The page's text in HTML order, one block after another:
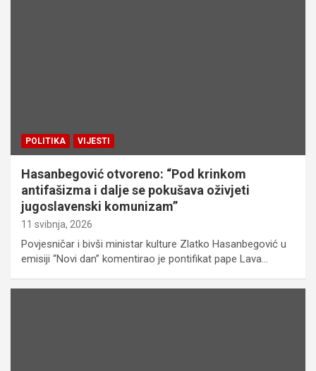
POLITIKA VIJESTI
Hasanbegović otvoreno: “Pod krinkom
antifašizma i dalje se pokušava oživjeti
jugoslavenski komunizam”
11 svibnja, 2026
Povjesničar i bivši ministar kulture Zlatko Hasanbegović u
emisiji “Novi dan” komentirao je pontifikat pape Lava…